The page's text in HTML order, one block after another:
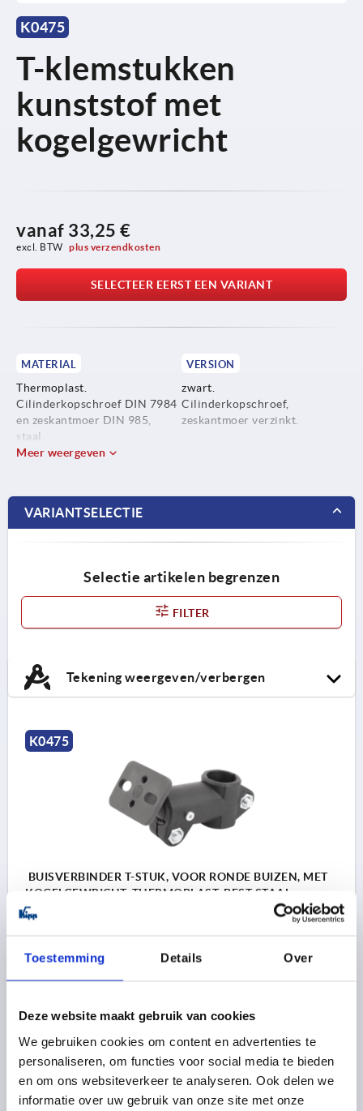
Toestemming Details Over
Deze website maakt gebruik van cookies
We gebruiken cookies om content en advertenties te
personaliseren, om functies voor social media te bieden
en om ons websiteverkeer te analyseren. Ook delen we
informatie over uw gebruik van onze site met onze
K0475
T-klemstukken
kunststof met
kogelgewricht
vanaf 33,25 €
excl. BTW plus verzendkosten
SELECTEER EERST EEN VARIANT
MATERIAL
Thermoplast.
Cilinderkopschroef DIN 7984
en zeskantmoer DIN 985,
staal.
VERSION
zwart.
Cilinderkopschroef,
zeskantmoer verzinkt.
Meer weergeven
VARIANTSELECTIE
Selectie artikelen begrenzen
FILTER
Tekening weergeven/verbergen
K0475
BUISVERBINDER T-STUK, VOOR RONDE BUIZEN, MET
KOGELGEWRICHT, THERMOPLAST, BEST:STAAL,
A=18,1, B=5,5
D=M5X10
E=30 G=40 H=20
L=85
M=30
MB (NM)=8
33,25 €
excl. BTW
plus verzendkosten